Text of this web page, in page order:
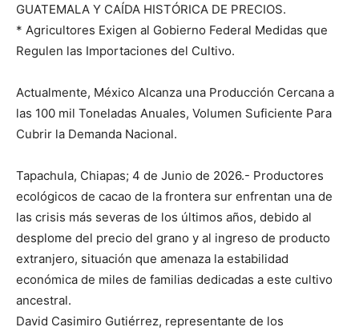
GUATEMALA Y CAÍDA HISTÓRICA DE PRECIOS.
* Agricultores Exigen al Gobierno Federal Medidas que
Regulen las Importaciones del Cultivo.
Actualmente, México Alcanza una Producción Cercana a
las 100 mil Toneladas Anuales, Volumen Suficiente Para
Cubrir la Demanda Nacional.
Tapachula, Chiapas; 4 de Junio de 2026.- Productores
ecológicos de cacao de la frontera sur enfrentan una de
las crisis más severas de los últimos años, debido al
desplome del precio del grano y al ingreso de producto
extranjero, situación que amenaza la estabilidad
económica de miles de familias dedicadas a este cultivo
ancestral.
David Casimiro Gutiérrez, representante de los